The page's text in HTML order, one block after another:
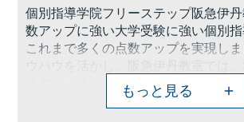
個別指導学院フリーステップ阪急伊
数アップに強い大学受験に強い個別指
これまで多くの点数アップを実現し
ウハウを活かし、阪急伊丹教室では、
ま方の「夢の実現」のお手伝いをさせ
いと思います。一人ひとりに合わせた
もっと見る